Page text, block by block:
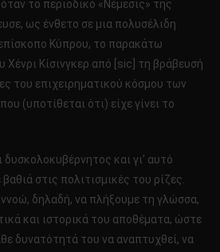
το περιοδικό «Νέμεσις» της
ως ένθετο σε μια πολυσέλιδη
Κύπρου, το παρακάτω
Χένρι Κίσινγκερ από [sic] τη βράβευσή
του επιχειρηματικού κόσμου των
(υποτίθεται ότι) είχε γίνει το
δυσκολοκυβέρνητος και γι’ αυτό
στις πολιτισμικές του ρίζες.
δηλαδή, να πλήξουμε τη γλώσσα,
και ιστορικά του αποθέματα, ώστε
δυνατότητά του να αναπτυχθεί, να